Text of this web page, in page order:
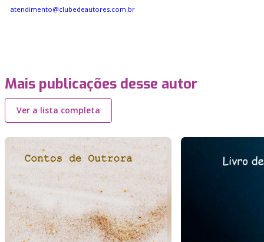
atendimento@clubedeautores.com.br
Mais publicações desse autor
Ver a lista completa